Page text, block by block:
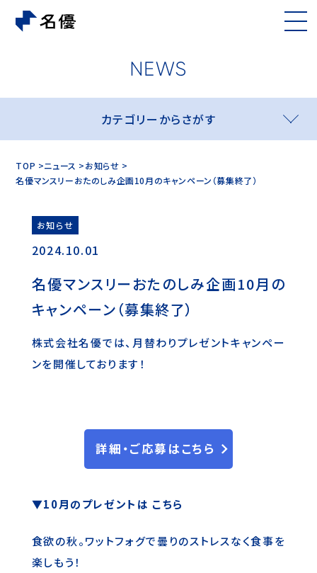
カテゴリーからさがす
TOP ニュース
お知らせ
名優マンスリーおたのしみ企画10月のキャンペーン（募集終了）
お知らせ
2024.10.01
名優マンスリーおたのしみ企画10月の
キャンペーン（募集終了）
株式会社名優では、月替わりプレゼントキャンペー
ンを開催しております！
詳細・ご応募はこちら
▼10月のプレゼントは こちら
食欲の秋。ワットフォグで曇りのストレスなく食事を
楽しもう！